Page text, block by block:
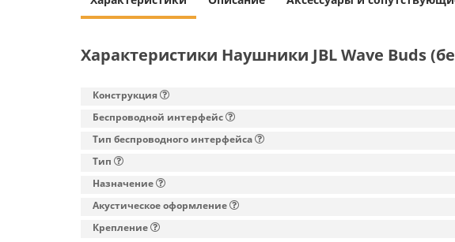
Характеристики Наушники JBL Wave Buds
Конструкция
Беспроводной интерфейс
Тип беспроводного интерфейса
Тип
Назначение
Акустическое оформление
Крепление